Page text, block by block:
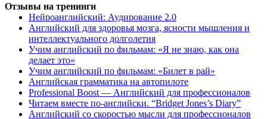
Отзывы на тренинги
Нейроанглийский: Аудирование 2.0
Английский для здоровья мозга, ясности мышления и
интеллектуального долголетия
Учим английский по фильмам: «Я не знаю, как она
делает это»
Учим английский по фильмам: «Билет в рай»
Английская грамматика на автопилоте
Professional Boost — Английский для профессионалов
Читаем вместе по-английски. “Bridget Jones’s Diary”
Английский со скоростью мысли для профессионалов